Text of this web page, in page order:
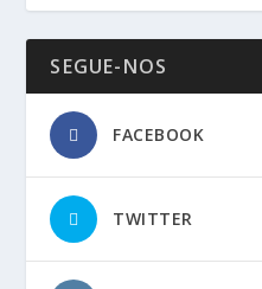
SEGUE-NOS
FACEBOOK
TWITTER